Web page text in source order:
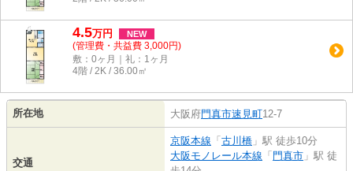
4.5万円 NEW
(管理費・共益費 3,000円)
敷：0ヶ月｜礼：1ヶ月
4階 / 2K / 36.00㎡
所在地 大阪府門真市速見町12-7
交通
京阪本線 「 古川橋 」駅 徒歩10分
大阪モノレール本線 「 門真市 」駅 徒